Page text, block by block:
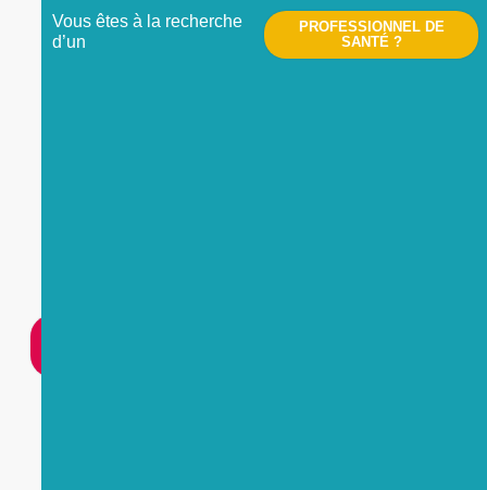
Vous êtes à la recherche
d’un
PROFESSIONNEL DE
SANTÉ ?